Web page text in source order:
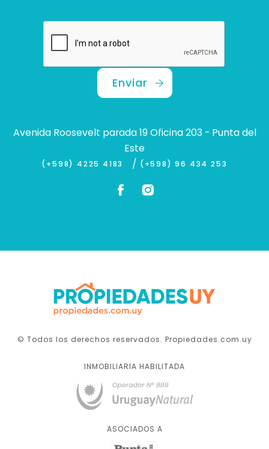
Enviar
Avenida Roosevelt parada 19 Oficina 203 - Punta del
Este
(+598) 4225 4183 / (+598) 96 434 253
© Todos los derechos reservados. Propiedades.com.uy
INMOBILIARIA HABILITADA
ASOCIADOS A